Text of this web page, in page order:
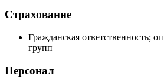
Страхование
Гражданская ответственность;
групп
Персонал